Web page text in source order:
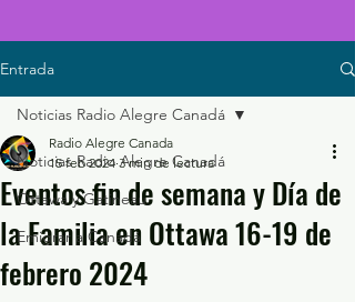
Entrada
Noticias Radio Alegre Canadá
Ottawa y Gatineau
Emigrar a Canadá
Noticias Radio Alegre Canadá
Eventos fin de semana y Día de
la Familia en Ottawa 16-19 de
febrero 2024
Radio Alegre Canada
15 feb 2024 3 min de lectura